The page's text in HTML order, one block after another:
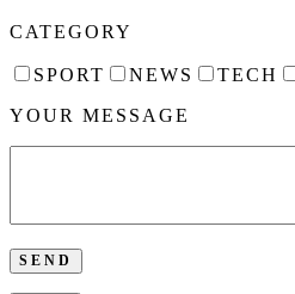
CATEGORY
SPORT NEWS TECH
YOUR MESSAGE